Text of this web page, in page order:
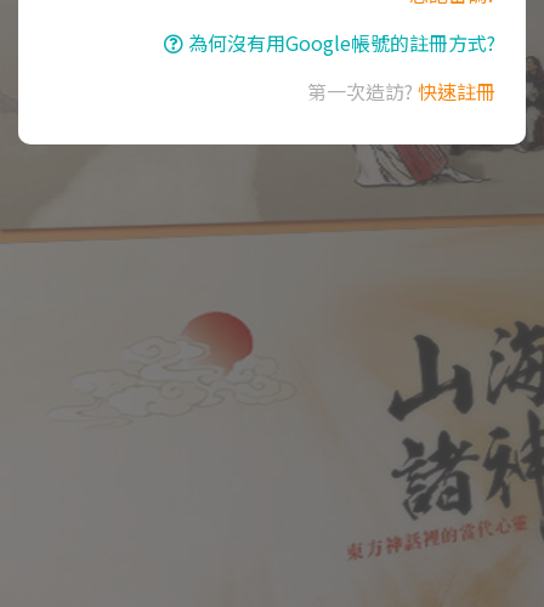
為何沒有用Google帳號的註冊方式?
第一次造訪? 快速註冊